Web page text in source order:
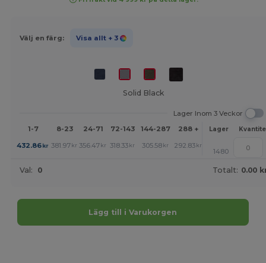
Välj en färg: Visa allt + 3
Solid Black
Lager Inom 3 Veckor
1-7
8-23 24-71 72-143 144-287 288 + Mer
Lager
432.86kr 381.97 kr 356.47 kr 318.33 kr 305.58 kr 292.83 kr +
1480
Val: 0 Totalt: 0.00
Lägg till i Varukorgen